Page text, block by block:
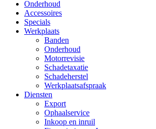
Onderhoud
Accessoires
Specials
Werkplaats
Banden
Onderhoud
Motorrevisie
Schadetaxatie
Schadeherstel
Werkplaatsafspraak
Diensten
Export
Ophaalservice
Inkoop en inruil